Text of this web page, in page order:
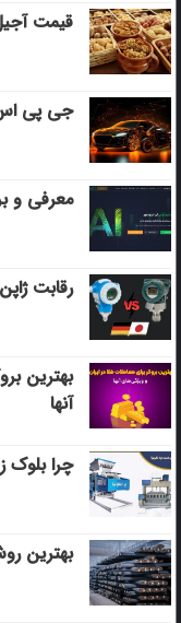
قیمت
جی پی اس
معرفی و
رقابت
بهترین
آنها
چرا بلوک
بهترین